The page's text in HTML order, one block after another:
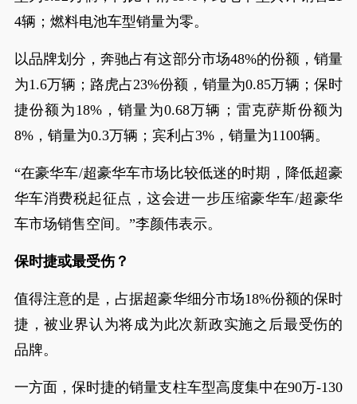
4辆；燃料电池车型销量为零。
以品牌划分，奔驰占有这部分市场48%的份额，销量
为1.6万辆；路虎占23%份额，销量为0.85万辆；保时
捷份额为18%，销量为0.68万辆；雷克萨斯份额为
8%，销量为0.3万辆；宾利占3%，销量为1100辆。
“在豪华车/超豪华车市场比较低迷的时期，降低超豪
华车消费税起征点，这会进一步压缩豪华车/超豪华
车市场销售空间。”李颜伟表示。
保时捷或最受伤？
值得注意的是，占据超豪华细分市场18%份额的保时
捷，被业界认为将成为此次新政实施之后最受伤的
品牌。
一方面，保时捷的销量支柱车型高度集中在90万-130